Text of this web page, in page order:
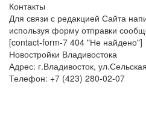
Контакты
Для связи с редакцией Сайта
используя форму отправки
[contact-form-7 404 "Не найдено"]
Новостройки Владивостока
Адрес: г.Владивосток,
Телефон: +7 (423) 280-02-07